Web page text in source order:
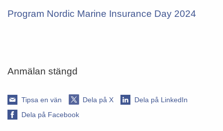
Program Nordic Marine Insurance Day 2024
Anmälan stängd
Tipsa en vän Dela på X
Dela på LinkedIn
Dela på Facebook